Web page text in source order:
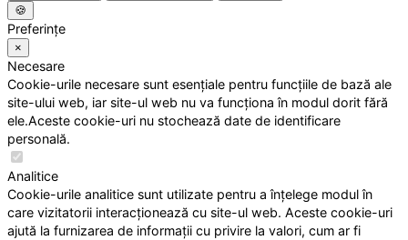
🍪
Preferințe
×
Necesare
Cookie-urile necesare sunt esențiale pentru funcțiile de bază ale
site-ului web, iar site-ul web nu va funcționa în modul dorit fără
ele.Aceste cookie-uri nu stochează date de identificare
personală.
Analitice
Cookie-urile analitice sunt utilizate pentru a înțelege modul în
care vizitatorii interacționează cu site-ul web. Aceste cookie-uri
ajută la furnizarea de informații cu privire la valori, cum ar fi